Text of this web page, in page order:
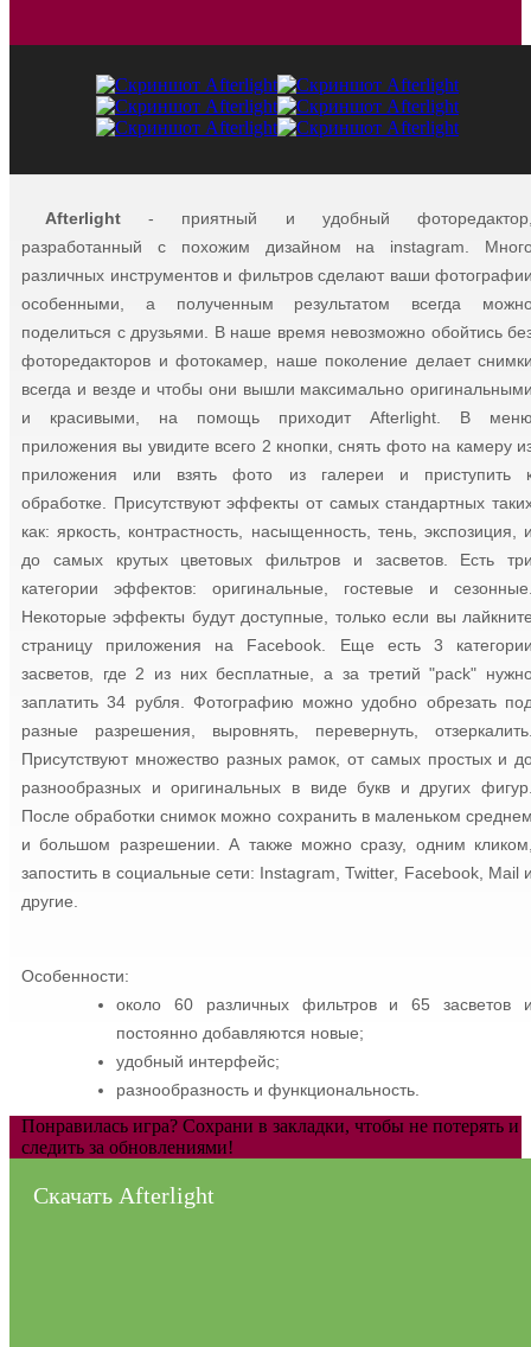
Afterlight - приятный и удобный
разработанный с похожим дизайном на instagram.
различных инструментов и фильтров сделают ваши
особенными, а полученным результатом всегда
поделиться с друзьями. В наше время невозможно обойтись
фоторедакторов и фотокамер, наше поколение делает
всегда и везде и чтобы они вышли максимально
и красивыми, на помощь приходит Afterlight. В
приложения вы увидите всего 2 кнопки, снять фото на камеру
приложения или взять фото из галереи и приступить
обработке. Присутствуют эффекты от самых стандартных
как: яркость, контрастность, насыщенность, тень, экспозиция,
до самых крутых цветовых фильтров и засветов. Есть
категории эффектов: оригинальные, гостевые и
Некоторые эффекты будут доступные, только если вы
страницу приложения на Facebook. Еще есть 3
засветов, где 2 из них бесплатные, а за третий "pack"
заплатить 34 рубля. Фотографию можно удобно обрезать
разные разрешения, выровнять, перевернуть,
Присутствуют множество разных рамок, от самых простых и
разнообразных и оригинальных в виде букв и других
После обработки снимок можно сохранить в маленьком
и большом разрешении. А также можно сразу, одним
запостить в социальные сети: Instagram, Twitter, Facebook, Mail
другие.
Особенности:
около 60 различных фильтров и 65 засветов
постоянно добавляются новые;
удобный интерфейс;
разнообразность и функциональность.
Понравилась игра? Сохрани в закладки, чтобы не потерять и
следить за обновлениями!
Скачать Afterlight